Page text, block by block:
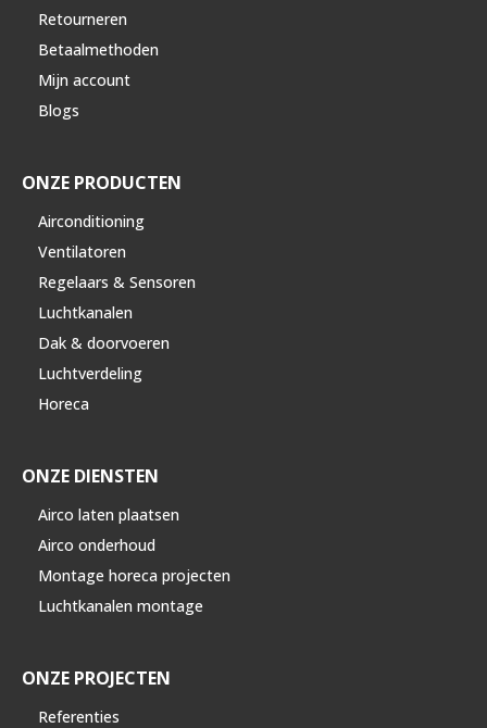
Retourneren
Betaalmethoden
Mijn account
Blogs
ONZE PRODUCTEN
Airconditioning
Ventilatoren
Regelaars & Sensoren
Luchtkanalen
Dak & doorvoeren
Luchtverdeling
Horeca
ONZE DIENSTEN
Airco laten plaatsen
Airco onderhoud
Montage horeca projecten
Luchtkanalen montage
ONZE PROJECTEN
Referenties